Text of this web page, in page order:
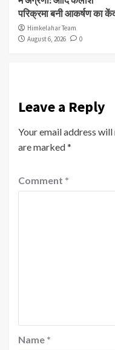
परिक्रमा बनी आकर्षण का
Himkelahar Team
August 6, 2026
0
Leave a Reply
Your email address
are marked*
Comment *
Name *